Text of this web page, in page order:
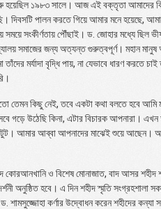
হয়েছিল ১৯৮৩ সালে। আজ এই বক্তৃতা আমাদের
দিবসটি পালন করতে গিয়ে আমার মনে হয়েছে,
সংকীর্ণতায় পৌঁছাই। ড. জোহার মধ্যে ছিল
সমাজের জন্য অত্যন্ত গুরুত্বপূর্ণ। মহান
মর্যাদা বৃদ্ধি পায়, না যেভাবে ধারণ করতে
তেমন কিছু নেই, তবে একটা কথা বলতে হবে আমি
উঠেছি কিনা, এটার বিচারক আপনারা।
অটুট। আমার আব্বা আপনাদের মাঝেই শুয়ে আছেন।
কোরআনখানি ও বিশেষ মোনাজাত, বাদ আসর শহীদ
অনুষ্ঠিত হবে। এ দিন শহীদ স্মৃতি সংগ্রহশালা
শামসুজ্জোহা কর্ণার উদ্বোধন করেন শহীদের কন্যা